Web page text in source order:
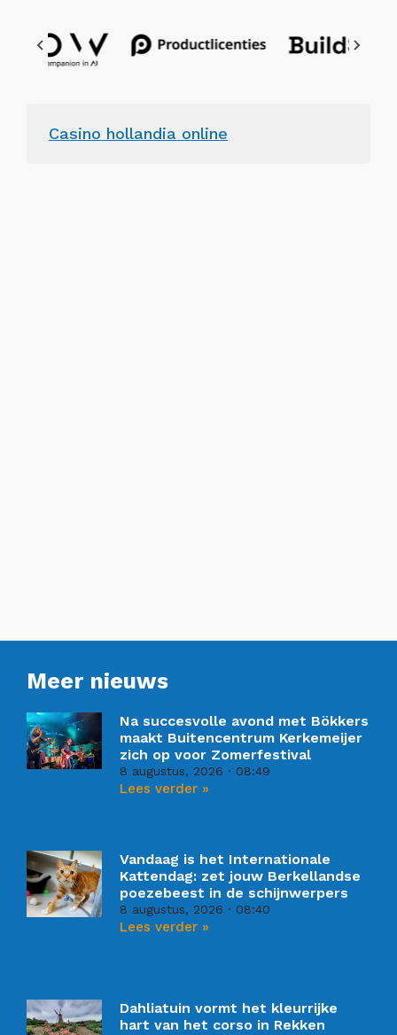
Casino hollandia online
Meer nieuws
Na succesvolle avond met Bökkers
maakt Buitencentrum Kerkemeijer
zich op voor Zomerfestival
8 augustus, 2026 08:49
Lees verder »
Vandaag is het Internationale
Kattendag: zet jouw Berkellandse
poezebeest in de schijnwerpers
8 augustus, 2026 08:40
Lees verder »
Dahliatuin vormt het kleurrijke
hart van het corso in Rekken